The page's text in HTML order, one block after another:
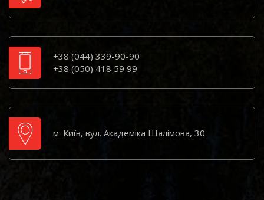
+38 (044) 339-90-90
+38 (050) 418 59 99
м. Київ, вул. Академіка Шалімова, 30